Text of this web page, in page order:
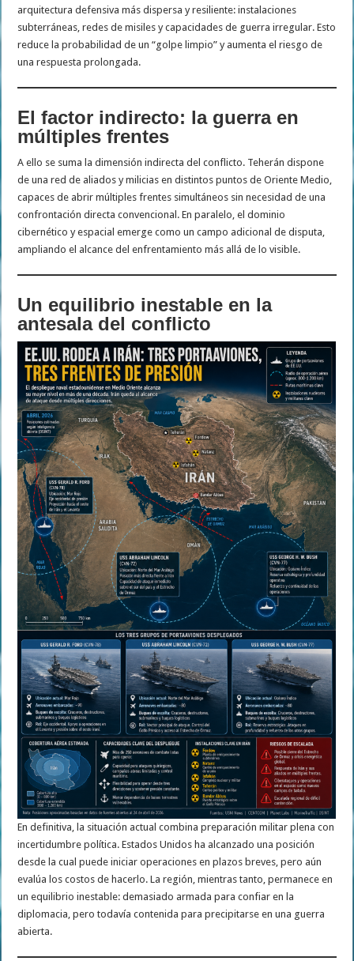
arquitectura defensiva más dispersa y resiliente: instalaciones
subterráneas, redes de misiles y capacidades de guerra irregular. Esto
reduce la probabilidad de un “golpe limpio” y aumenta el riesgo de
una respuesta prolongada.
El factor indirecto: la guerra en
múltiples frentes
A ello se suma la dimensión indirecta del conflicto. Teherán dispone
de una red de aliados y milicias en distintos puntos de Oriente Medio,
capaces de abrir múltiples frentes simultáneos sin necesidad de una
confrontación directa convencional. En paralelo, el dominio
cibernético y espacial emerge como un campo adicional de disputa,
ampliando el alcance del enfrentamiento más allá de lo visible.
Un equilibrio inestable en la
antesala del conflicto
En definitiva, la situación actual combina preparación militar plena con
incertidumbre política. Estados Unidos ha alcanzado una posición
desde la cual puede iniciar operaciones en plazos breves, pero aún
evalúa los costos de hacerlo. La región, mientras tanto, permanece en
un equilibrio inestable: demasiado armada para confiar en la
diplomacia, pero todavía contenida para precipitarse en una guerra
abierta.